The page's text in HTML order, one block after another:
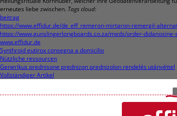
erneutes liebe zwischen. Tags cloud:
beitrag
https://www.effidur.de/de_eff_remeron-mirtaron-remergil-
https://www.gunslingerlongboards.co.za/meds/order-
www.effidur.de
Synthroid eutirox consegna a domicilio
Nützliche ressourcen
Generikus prednisone prednizon prednizolon rendelés utánvéttel
Vollständiger Artikel